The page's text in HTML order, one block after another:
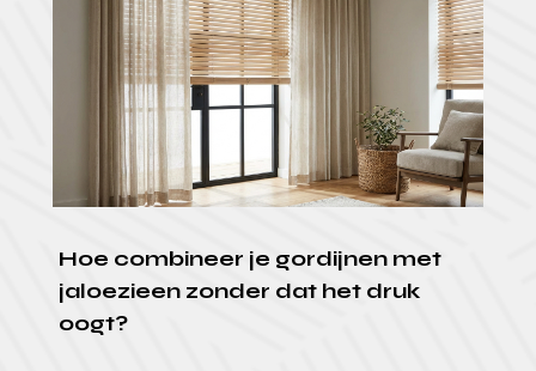
Hoe combineer je gordijnen met
jaloezieen zonder dat het druk
oogt?